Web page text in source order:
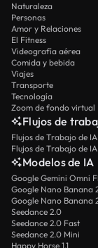
Naturaleza
Personas
Amor y Relaciones
El Fitness
Videografía aérea
Comida y bebida
Viajes
Transporte
Tecnología
Zoom de fondo virtual
Flujos de
Flujos de Trabajo de
Flujos de Trabajo de
Modelos de IA
Google Gemini Omni
Google Nano Banana
Google Nano Banana
Seedance 2.0
Seedance 2.0 Fast
Seedance 2.0 Mini
Happy Horse 1.1